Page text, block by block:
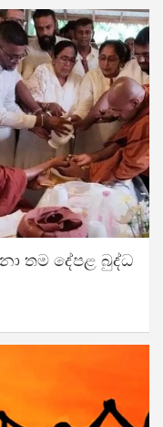
තම දේපළ බුද්ධ